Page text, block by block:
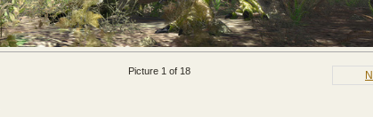
Picture 1 of 18